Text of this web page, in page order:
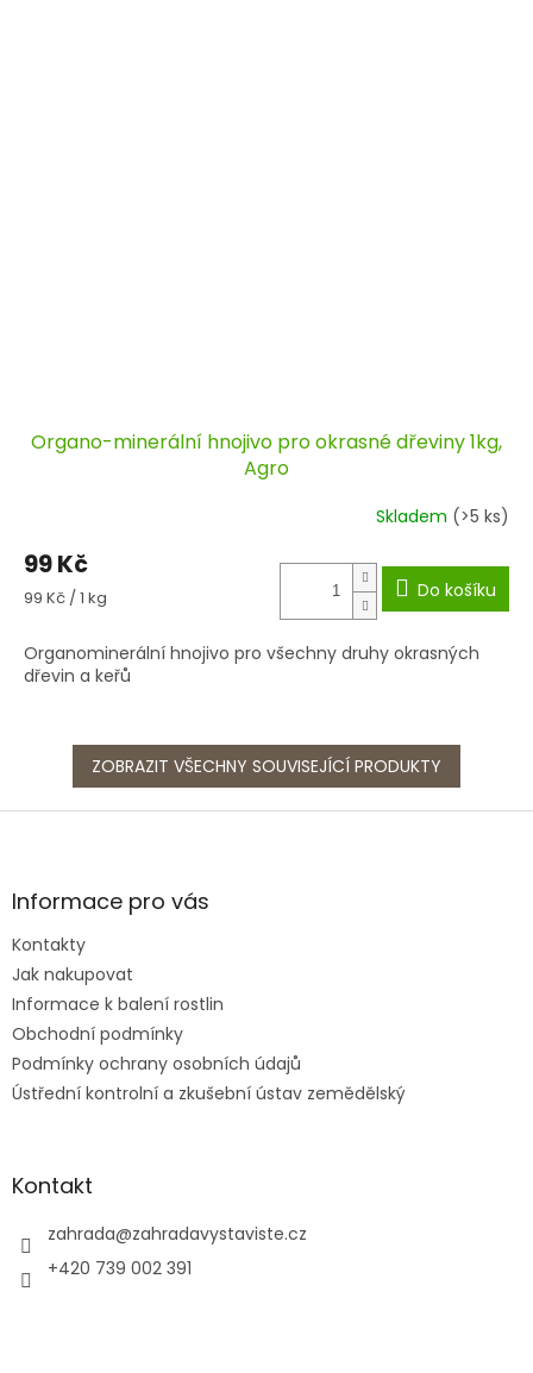
Organo-minerální hnojivo pro okrasné dřeviny 1kg,
Agro
Skladem (>5 ks)
99 Kč
Měrná
99 Kč / 1 kg Do košíku
Organominerální hnojivo pro všechny druhy okrasných
dřevin a keřů
ZOBRAZIT VŠECHNY SOUVISEJÍCÍ PRODUKTY
Z
aInformace pro vás
Kontakty
Jak nakupovat
Informace k balení rostlin
Obchodní podmínky
Podmínky ochrany osobních údajů
Ústřední kontrolní a zkušební ústav zemědělský
Kontakt
zahrada@zahradavystaviste.cz
+420 739 002 391